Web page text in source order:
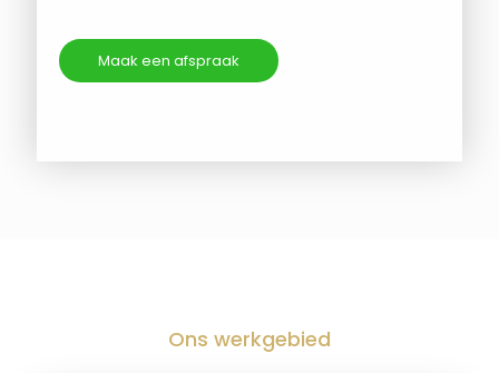
Maak een afspraak
Ons werkgebied